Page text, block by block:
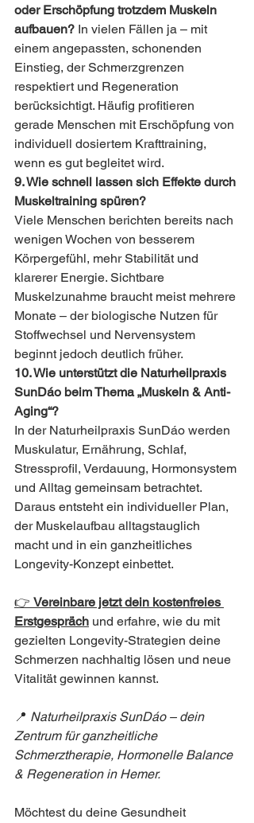
oder Erschöpfung trotzdem Muskeln
aufbauen? In vielen Fällen ja – mit
einem angepassten, schonenden
Einstieg, der Schmerzgrenzen
respektiert und Regeneration
berücksichtigt. Häufig profitieren
gerade Menschen mit Erschöpfung von
individuell dosiertem Krafttraining,
wenn es gut begleitet wird.
9. Wie schnell lassen sich Effekte durch
Muskeltraining spüren?
Viele Menschen berichten bereits nach
wenigen Wochen von besserem
Körpergefühl, mehr Stabilität und
klarerer Energie. Sichtbare
Muskelzunahme braucht meist mehrere
Monate – der biologische Nutzen für
Stoffwechsel und Nervensystem
beginnt jedoch deutlich früher.
10. Wie unterstützt die Naturheilpraxis
SunDáo beim Thema „Muskeln & Anti-
Aging“?
In der Naturheilpraxis SunDáo werden
Muskulatur, Ernährung, Schlaf,
Stressprofil, Verdauung, Hormonsystem
und Alltag gemeinsam betrachtet.
Daraus entsteht ein individueller Plan,
der Muskelaufbau alltagstauglich
macht und in ein ganzheitliches
Longevity-Konzept einbettet.
👉 Vereinbare jetzt dein kostenfreies
Erstgespräch und erfahre, wie du mit
gezielten Longevity-Strategien deine
Schmerzen nachhaltig lösen und neue
Vitalität gewinnen kannst.
📍 Naturheilpraxis SunDáo – dein
Zentrum für ganzheitliche
Schmerztherapie, Hormonelle Balance
& Regeneration in Hemer.
Möchtest du deine Gesundheit